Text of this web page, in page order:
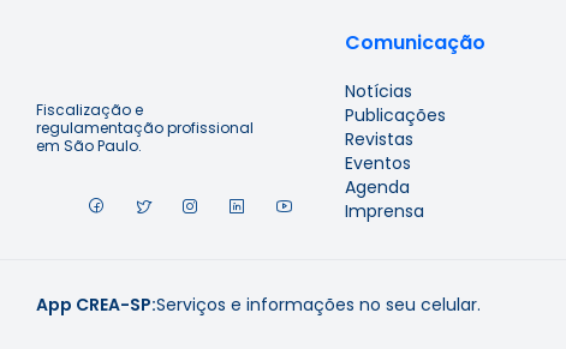
Fiscalização e
regulamentação profissional
em São Paulo.
Comunicação
Notícias
Publicações
Revistas
Eventos
Agenda
Imprensa
App CREA-SP:Serviços e informações no seu celular.